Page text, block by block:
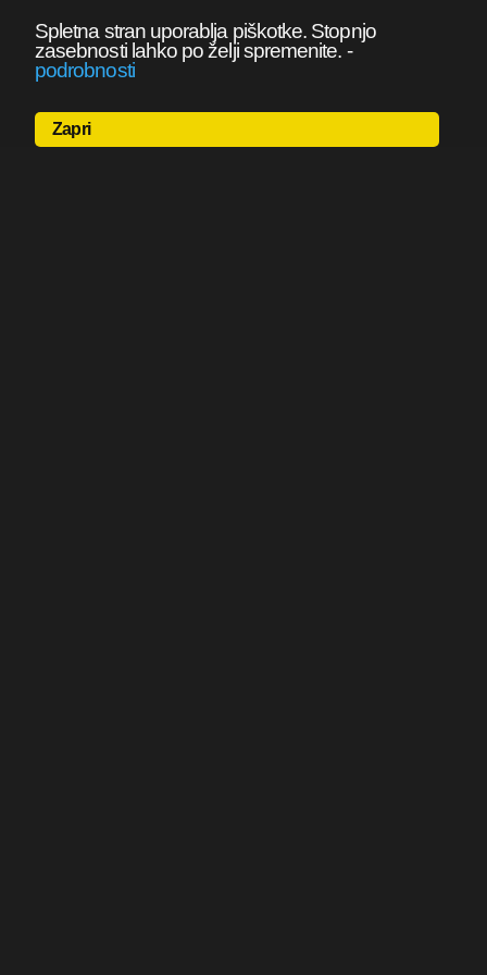
Spletna stran uporablja piškotke. Stopnjo
zasebnosti lahko po želji spremenite. -
podrobnosti
Zapri